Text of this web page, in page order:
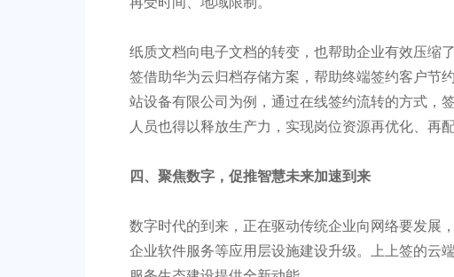
纸质文档向电子文档的转变，也帮助企业有效压缩
签借助华为云归档存储方案，帮助终端签约客户节
站设备有限公司为例，通过在线签约流转的方式，
人员也得以释放生产力，实现岗位资源再优化、再配
四、 聚焦数字，促推智慧未来加速到来
数字时代的到来，正在驱动传统企业向网络要发展
企业软件服务等应用层设施建设升级。上上签的云